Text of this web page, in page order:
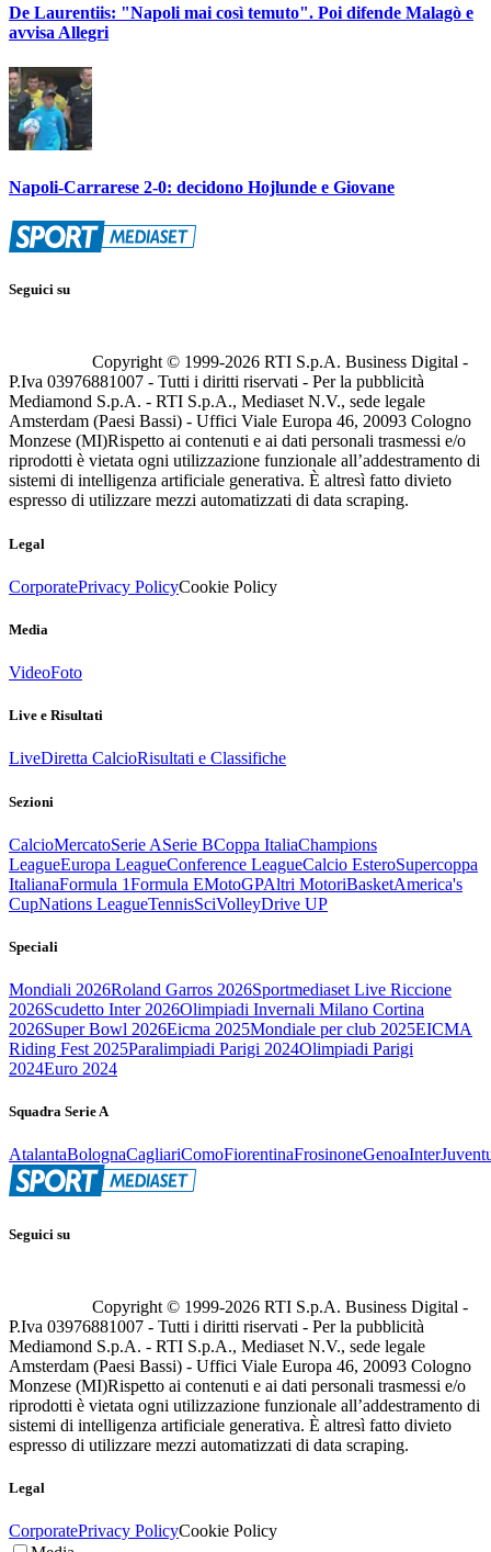
De Laurentiis: "Napoli mai così temuto". Poi difende Malagò e
avvisa Allegri
Napoli-Carrarese 2-0: decidono Hojlunde e Giovane
Seguici su
Copyright © 1999-2026 RTI S.p.A. Business Digital -
P.Iva 03976881007 - Tutti i diritti riservati - Per la pubblicità
Mediamond S.p.A. - RTI S.p.A., Mediaset N.V., sede legale
Amsterdam (Paesi Bassi) - Uffici Viale Europa 46, 20093 Cologno
Monzese (MI)Rispetto ai contenuti e ai dati personali trasmessi e/o
riprodotti è vietata ogni utilizzazione funzionale all’addestramento di
sistemi di intelligenza artificiale generativa. È altresì fatto divieto
espresso di utilizzare mezzi automatizzati di data scraping.
Legal
CorporatePrivacy PolicyCookie Policy
Media
VideoFoto
Live e Risultati
LiveDiretta CalcioRisultati e Classifiche
Sezioni
CalcioMercatoSerie ASerie BCoppa ItaliaChampions
LeagueEuropa LeagueConference LeagueCalcio EsteroSupercoppa
ItalianaFormula 1Formula EMotoGPAltri MotoriBasketAmerica's
CupNations LeagueTennisSciVolleyDrive UP
Speciali
Mondiali 2026Roland Garros 2026Sportmediaset Live Riccione
2026Scudetto Inter 2026Olimpiadi Invernali Milano Cortina
2026Super Bowl 2026Eicma 2025Mondiale per club 2025EICMA
Riding Fest 2025Paralimpiadi Parigi 2024Olimpiadi Parigi
2024Euro 2024
Squadra Serie A
AtalantaBolognaCagliariComoFiorentinaFrosinoneGenoaInter
Seguici su
Copyright © 1999-2026 RTI S.p.A. Business Digital -
P.Iva 03976881007 - Tutti i diritti riservati - Per la pubblicità
Mediamond S.p.A. - RTI S.p.A., Mediaset N.V., sede legale
Amsterdam (Paesi Bassi) - Uffici Viale Europa 46, 20093 Cologno
Monzese (MI)Rispetto ai contenuti e ai dati personali trasmessi e/o
riprodotti è vietata ogni utilizzazione funzionale all’addestramento di
sistemi di intelligenza artificiale generativa. È altresì fatto divieto
espresso di utilizzare mezzi automatizzati di data scraping.
Legal
CorporatePrivacy PolicyCookie Policy